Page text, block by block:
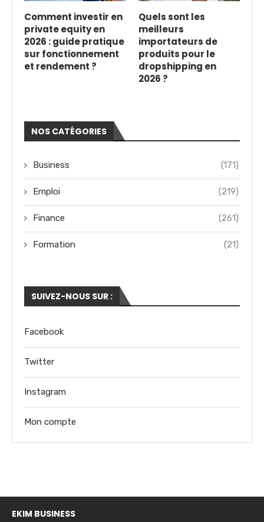
Comment investir en
private equity en
2026 : guide pratique
sur fonctionnement
et rendement ?
Quels sont les
meilleurs
importateurs de
produits pour le
dropshipping en
2026 ?
NOS CATÉGORIES
Business (171)
Emploi (219)
Finance (261)
Formation (21)
SUIVEZ-NOUS SUR :
Facebook
Twitter
Instagram
Mon compte
EKIM BUSINESS